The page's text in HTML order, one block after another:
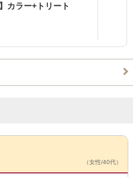
カラー+トリート
（女性/40代）